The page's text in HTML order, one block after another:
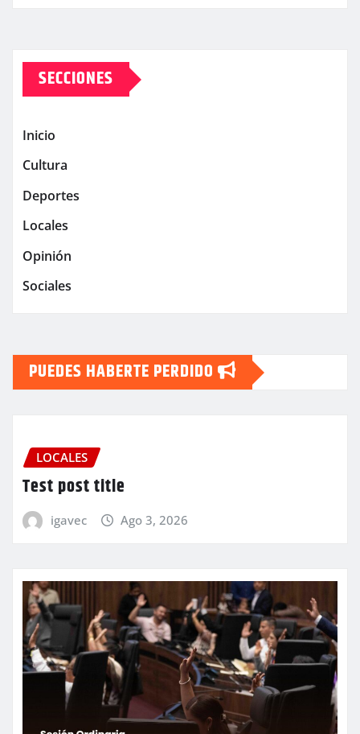
SECCIONES
Inicio
Cultura
Deportes
Locales
Opinión
Sociales
PUEDES HABERTE PERDIDO
LOCALES
Test post title
igavec Ago 3, 2026